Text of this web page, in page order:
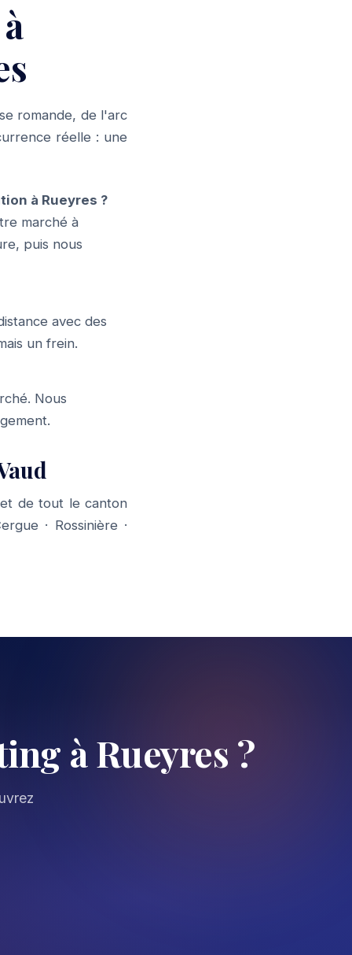
romande, de l'arc
réelle : une
à Rueyres ?
marché à
puis nous
avec des
un frein.
Nous
et de tout le canton
· Rossinière ·
à Rueyres ?